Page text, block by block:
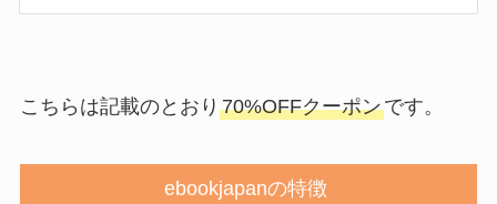
こちらは記載のとおり 70%OFFクーポンです。
ebookjapanの特徴